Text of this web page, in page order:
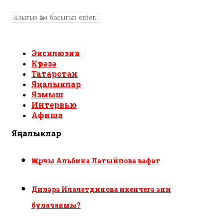
Эксклюзив
Күрәзә
Татарстан
Яңалыклар
Язмыш
Интервью
Афиша
Яңалыклар
Җырчы Альбина Латыйпова вафат
Диләрә Илалетдинова икенчегә әни
булачакмы?